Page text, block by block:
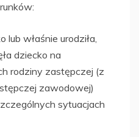
lub właśnie urodziła,
dziecko na
rodziny zastępczej (z
zawodowej)
sytuacjach